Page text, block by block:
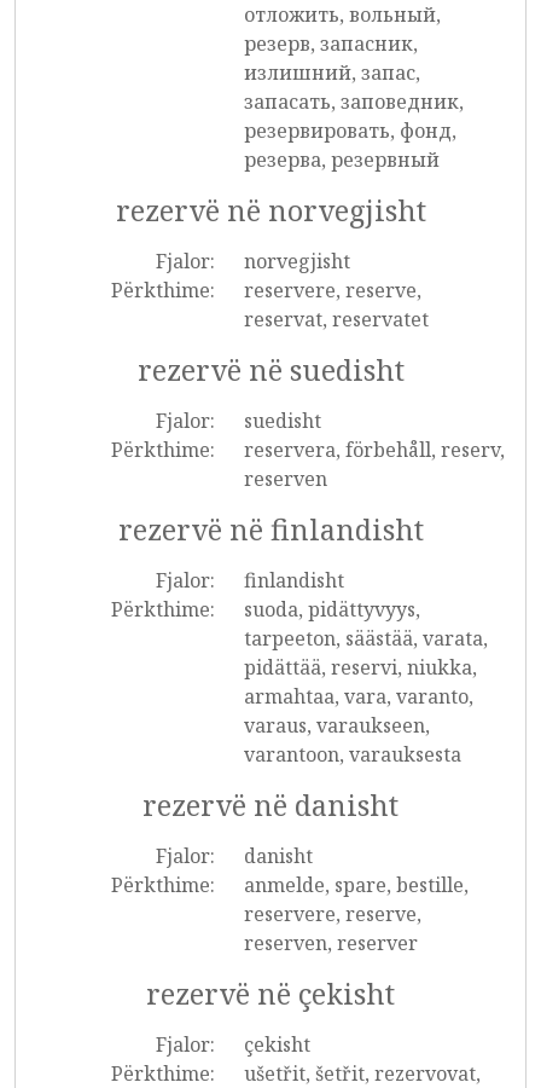
отложить, вольный,
резерв, запасник,
излишний, запас,
запасать, заповедник,
резервировать, фонд,
резерва, резервный
rezervë në norvegjisht
Fjalor:
norvegjisht
Përkthime:
reservere, reserve,
reservat, reservatet
rezervë në suedisht
Fjalor:
suedisht
Përkthime:
reservera, förbehåll, reserv,
reserven
rezervë në finlandisht
Fjalor:
finlandisht
Përkthime:
suoda, pidättyvyys,
tarpeeton, säästää, varata,
pidättää, reservi, niukka,
armahtaa, vara, varanto,
varaus, varaukseen,
varantoon, varauksesta
rezervë në danisht
Fjalor:
danisht
Përkthime:
anmelde, spare, bestille,
reservere, reserve,
reserven, reserver
rezervë në çekisht
Fjalor:
çekisht
Përkthime:
ušetřit, šetřit, rezervovat,